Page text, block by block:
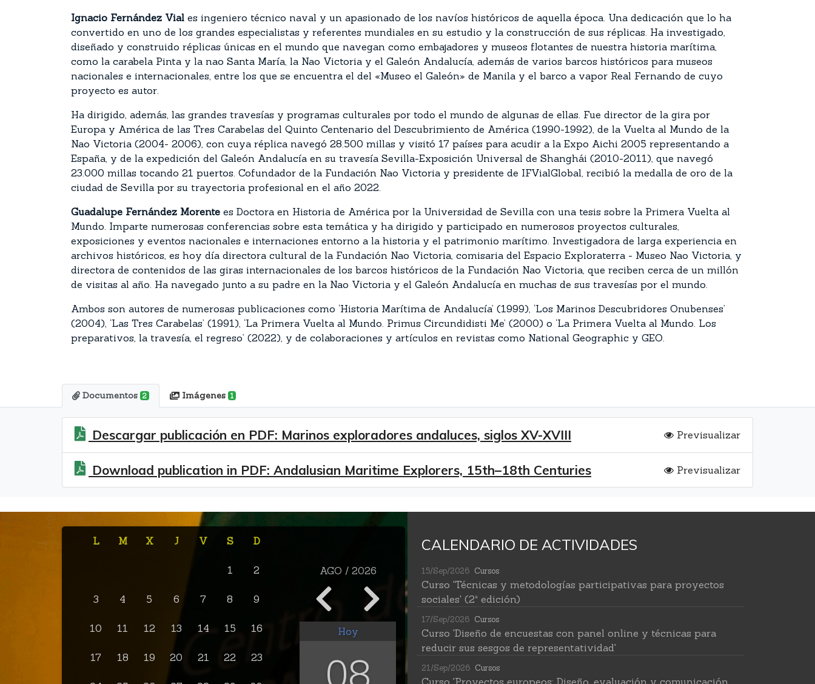
Ignacio Fernández Vial es ingeniero técnico naval y un apasionado de los navíos históricos de aquella época. Una dedicación que lo ha
convertido en uno de los grandes especialistas y referentes mundiales en su estudio y la construcción de sus réplicas. Ha investigado,
diseñado y construido réplicas únicas en el mundo que navegan como embajadores y museos flotantes de nuestra historia marítima,
como la carabela Pinta y la nao Santa María, la Nao Victoria y el Galeón Andalucía, además de varios barcos históricos para museos
nacionales e internacionales, entre los que se encuentra el del «Museo el Galeón» de Manila y el barco a vapor Real Fernando de cuyo
proyecto es autor.
Ha dirigido, además, las grandes travesías y programas culturales por todo el mundo de algunas de ellas. Fue director de la gira por
Europa y América de las Tres Carabelas del Quinto Centenario del Descubrimiento de América (1990-1992), de la Vuelta al Mundo de la
Nao Victoria (2004- 2006), con cuya réplica navegó 28.500 millas y visitó 17 países para acudir a la Expo Aichi 2005 representando a
España, y de la expedición del Galeón Andalucía en su travesía Sevilla-Exposición Universal de Shanghái (2010-2011), que navegó
23.000 millas tocando 21 puertos. Cofundador de la Fundación Nao Victoria y presidente de IFVialGlobal, recibió la medalla de oro de la
ciudad de Sevilla por su trayectoria profesional en el año 2022.
Guadalupe Fernández Morente es Doctora en Historia de América por la Universidad de Sevilla con una tesis sobre la Primera Vuelta al
Mundo. Imparte numerosas conferencias sobre esta temática y ha dirigido y participado en numerosos proyectos culturales,
exposiciones y eventos nacionales e internaciones entorno a la historia y el patrimonio marítimo. Investigadora de larga experiencia en
archivos históricos, es hoy día directora cultural de la Fundación Nao Victoria, comisaria del Espacio Exploraterra - Museo Nao Victoria, y
directora de contenidos de las giras internacionales de los barcos históricos de la Fundación Nao Victoria, que reciben cerca de un millón
de visitas al año. Ha navegado junto a su padre en la Nao Victoria y el Galeón Andalucía en muchas de sus travesías por el mundo.
Ambos son autores de numerosas publicaciones como ‘Historia Marítima de Andalucía’ (1999), ‘Los Marinos Descubridores Onubenses’
(2004), ‘Las Tres Carabelas’ (1991), ‘La Primera Vuelta al Mundo. Primus Circundidisti Me’ (2000) o ‘La Primera Vuelta al Mundo. Los
preparativos, la travesía, el regreso’ (2022), y de colaboraciones y artículos en revistas como National Geographic y GEO.
Documentos 2 Imágenes 1
Descargar publicación en PDF: Marinos exploradores andaluces, siglos XV-XVIII Previsualizar
Download publication in PDF: Andalusian Maritime Explorers, 15th–18th Centuries Previsualizar
L M X J V S D
1 2
3 4 5 6 7 8 9
10 11 12 13 14 15 16
17 18 19 20 21 22 23
AGO / 2026
Hoy
08
CALENDARIO DE ACTIVIDADES
15/Sep/2026 Cursos
Curso 'Técnicas y metodologías participativas para proyectos
sociales' (2ª edición)
17/Sep/2026 Cursos
Curso 'Diseño de encuestas con panel online y técnicas para
reducir sus sesgos de representatividad'
21/Sep/2026 Cursos